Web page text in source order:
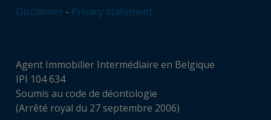
Disclaimer - Privacy statement
Agent Immobilier Intermédiaire en Belgique
IPI 104 634
Soumis au code de déontologie
(Arrêté royal du 27 septembre 2006)